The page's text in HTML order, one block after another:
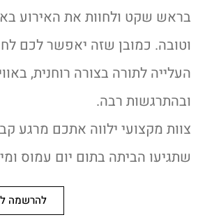
בראש שקט ולחוות את האירוע
וטובה. כמובן שזה יאפשר לכם
העלייה לתורה בצורה רוחנית,
ובהתרגשות רבה.
צוות מקצועי ילווה אתכם מרגע
שתגיעו הביתה בתום יום עמוס
להרשמה